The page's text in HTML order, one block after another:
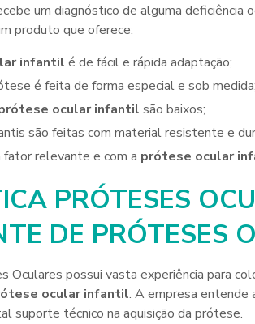
um diagnóstico de alguma deficiência
produto que oferece:
infantil é de fácil e rápida adaptação;
é feita de forma especial e sob medida;
ocular infantil são baixos;
são feitas com material resistente e
fator relevante e com a prótese ocular
PRÓTESES
DE PRÓTESES
possui vasta experiência para
ocular infantil. A empresa entende
suporte técnico na aquisição da prótese.